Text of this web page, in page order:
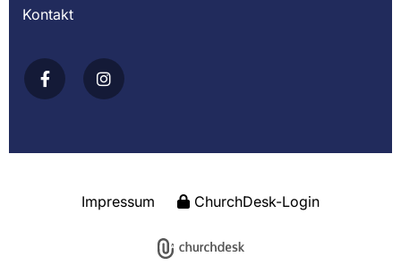
Kontakt
Impressum ChurchDesk-Login